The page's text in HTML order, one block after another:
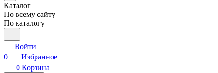
Каталог
По всему сайту
По каталогу
Войти
0
Избранное
0 Корзина